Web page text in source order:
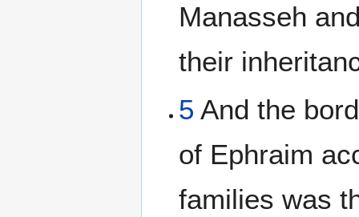
Manasseh
their
5 And the
of Ephraim
families was